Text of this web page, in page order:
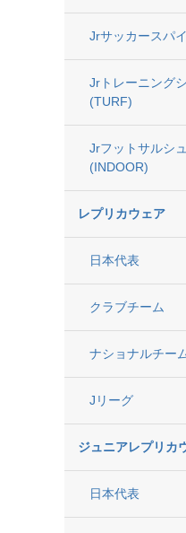
松本山雅FC
【スクール
Jrサッカースパ
Jrトレーニング
(TURF)
Jrフットサルシ
(INDOOR)
レプリカウェア
日本代表
クラブチーム
ナショナルチー
Jリーグ
ジュニアレプリカ
日本代表